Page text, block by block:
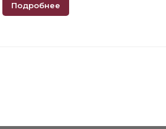
Подробнее